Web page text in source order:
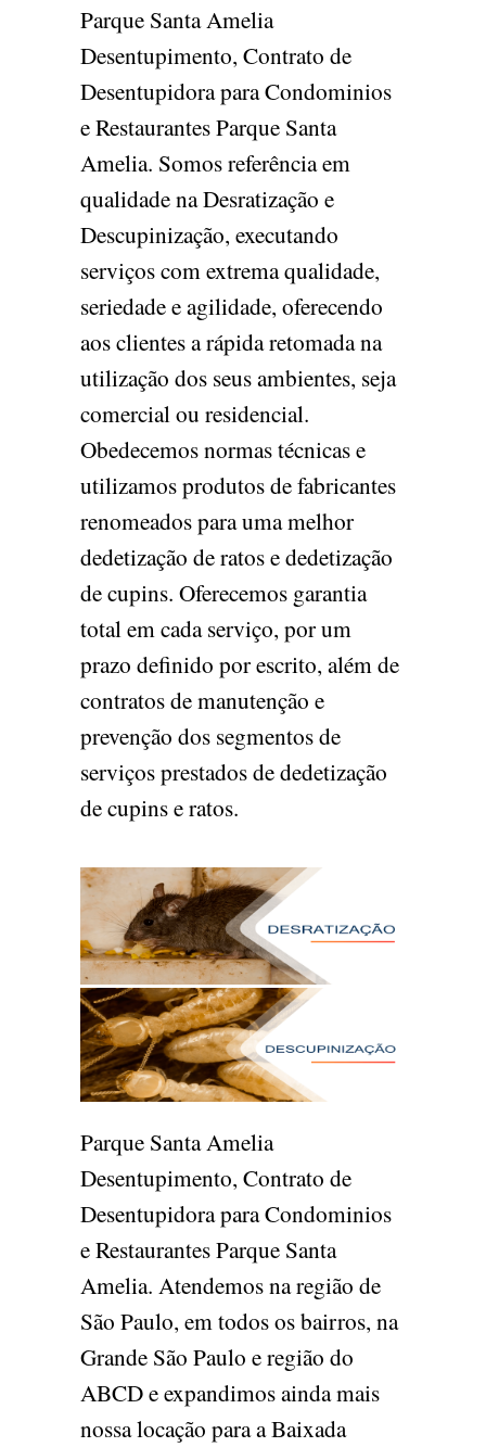
Parque Santa Amelia
Desentupimento, Contrato de
Desentupidora para Condominios
e Restaurantes Parque Santa
Amelia. Somos referência em
qualidade na Desratização e
Descupinização, executando
serviços com extrema qualidade,
seriedade e agilidade, oferecendo
aos clientes a rápida retomada na
utilização dos seus ambientes, seja
comercial ou residencial.
Obedecemos normas técnicas e
utilizamos produtos de fabricantes
renomeados para uma melhor
dedetização de ratos e dedetização
de cupins. Oferecemos garantia
total em cada serviço, por um
prazo definido por escrito, além de
contratos de manutenção e
prevenção dos segmentos de
serviços prestados de dedetização
de cupins e ratos.
Parque Santa Amelia
Desentupimento, Contrato de
Desentupidora para Condominios
e Restaurantes Parque Santa
Amelia. Atendemos na região de
São Paulo, em todos os bairros, na
Grande São Paulo e região do
ABCD e expandimos ainda mais
nossa locação para a Baixada